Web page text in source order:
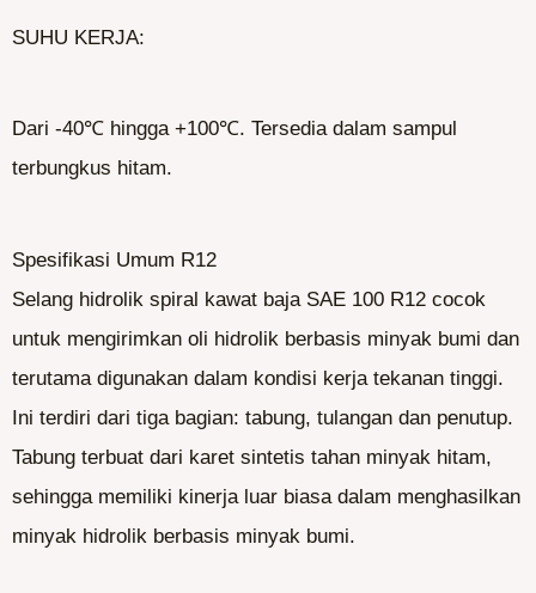
SUHU KERJA:
Dari -40℃ hingga +100℃. Tersedia dalam sampul
terbungkus hitam.
Spesifikasi Umum R12
Selang hidrolik spiral kawat baja SAE 100 R12 cocok
untuk mengirimkan oli hidrolik berbasis minyak bumi dan
terutama digunakan dalam kondisi kerja tekanan tinggi.
Ini terdiri dari tiga bagian: tabung, tulangan dan penutup.
Tabung terbuat dari karet sintetis tahan minyak hitam,
sehingga memiliki kinerja luar biasa dalam menghasilkan
minyak hidrolik berbasis minyak bumi.